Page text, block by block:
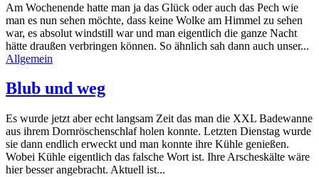
Am Wochenende hatte man ja das Glück oder auch das Pech wie
man es nun sehen möchte, dass keine Wolke am Himmel zu sehen
war, es absolut windstill war und man eigentlich die ganze Nacht
hätte draußen verbringen können. So ähnlich sah dann auch unser...
Allgemein
Blub und weg
Es wurde jetzt aber echt langsam Zeit das man die XXL Badewanne
aus ihrem Dornröschenschlaf holen konnte. Letzten Dienstag wurde
sie dann endlich erweckt und man konnte ihre Kühle genießen.
Wobei Kühle eigentlich das falsche Wort ist. Ihre Arscheskälte wäre
hier besser angebracht. Aktuell ist...